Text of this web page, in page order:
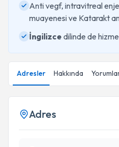
Anti vegf, intravitreal
muayenesi ve Katarakt
İngilizce dilinde de
Adresler Hakkında
Adres